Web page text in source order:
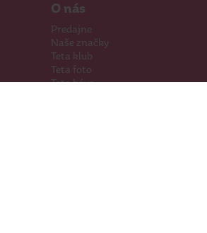
O nás
Predajne
Naše značky
Teta klub
Teta foto
Teta káva